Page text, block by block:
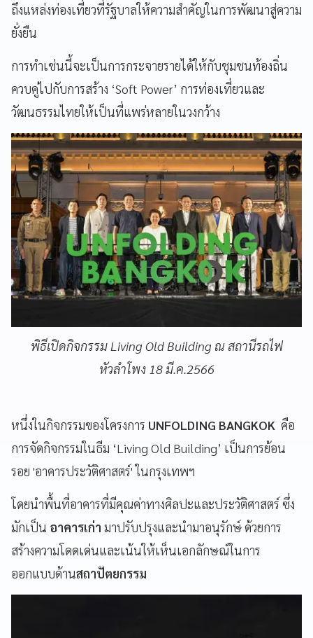
ถึงแหล่งท่องเที่ยวที่รัฐบาลให้ความสำคัญในการพัฒนาสู่ความ
ยั่งยืน
การทำเช่นนี้จะเป็นการกระจายรายได้ให้กับชุมชนท้องถิ่น
ควบคู่ไปกับการสร้าง ‘Soft Power’ การท่องเที่ยวและ
วัฒนธรรมไทยให้เป็นที่แพร่หลายในวงกว้าง
พิธีเปิดกิจกรรม Living Old Building ณ สถานีรถไฟ
หัวลำโพง 18 มี.ค.2566
หนึ่งในกิจกรรมของโครงการ UNFOLDING BANGKOK คือ
การจัดกิจกรรมในธีม ‘Living Old Building’ เป็นการย้อน
รอย 'อาคารประวัติศาสตร์' ในกรุงเทพฯ
โดยนำพื้นที่อาคารที่มีคุณค่าทางศิลปะและประวัติศาสตร์ ซึ่ง
มักเป็น อาคารเก่า มาปรับปรุงและนำมาอนุรักษ์ ด้วยการ
สร้างความโดดเด่นและเน้นให้เห็นเอกลักษณ์ในการ
ออกแบบด้านสถาปัตยกรรม